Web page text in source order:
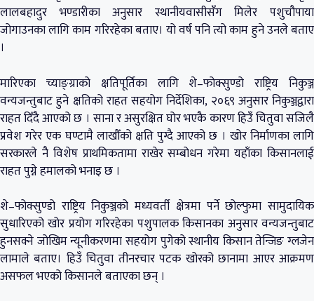
लालबहादुर भण्डारीका अनुसार स्थानीयवासीसँग मिलेर पशुचौपाया
जोगाउनका लागि काम गरिरहेका बताए। यो वर्ष पनि त्यो काम हुने उनले बताए
।
मारिएका च्याङ्ग्राको क्षतिपूर्तिका लागि शे–फोक्सुण्डो राष्ट्रिय निकुञ्ज
वन्यजन्तुबाट हुने क्षतिको राहत सहयोग निर्देशिका, २०६९ अनुसार निकुञ्जद्वारा
राहत दिँदै आएको छ । साना र असुरक्षित घोर भएकै कारण हिउँ चितुवा सजिलै
प्रवेश गरेर एक घण्टामै लाखौँको क्षति पुग्दै आएको छ । खोर निर्माणका लागि
सरकारले नै विशेष प्राथमिकतामा राखेर सम्बोधन गरेमा यहाँका किसानलाई
राहत पुग्ने हमालको भनाइ छ ।
शे–फोक्सुण्डो राष्ट्रिय निकुञ्जको मध्यवर्ती क्षेत्रमा पर्ने छोल्फुमा सामुदायिक
सुधारिएको खोर प्रयोग गरिरहेका पशुपालक किसानका अनुसार वन्यजन्तुबाट
हुनसक्ने जोखिम न्यूनीकरणमा सहयोग पुगेको स्थानीय किसान तेन्जिङ ग्लजेन
लामाले बताए। हिउँ चितुवा तीनरचार पटक खोरको छानामा आएर आक्रमण
असफल भएको किसानले बताएका छन् ।